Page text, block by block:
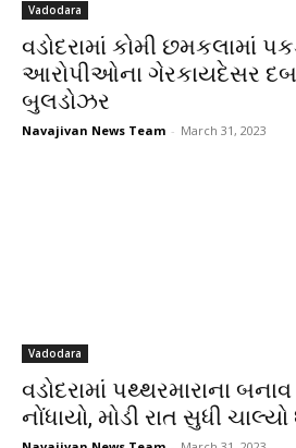
Vadodara
વડોદરામાં કોમી છમકલામાં
આરોપીઓના ગેરકાયદેસર
બુલડોઝર
Navajivan News Team - March 31, 2023
Vadodara
વડોદરામાં પથ્થરમારાના
નોંધાયો, મોડી રાત સુધી